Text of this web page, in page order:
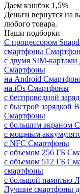
Даем кэшбэк 1,5%
Деньги вернутся на
любого товара.
Наши подборки
С процессором
смартфоны
с двумя SIM-картами
Смартфоны
на Android
на iOs Смартфоны
с беспроводной
с быстрой зарядкой
Смартфоны
с большим экраном
с мощным
с NFC Смартфоны
с объемом 256 ГБ
с объемом 512 ГБ
смартфоны
с большой памятью
Лучшие смартфоны